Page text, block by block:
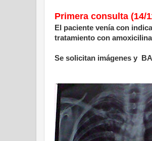
Primera consulta (14/
El paciente venía con
tratamiento con
Se solicitan imágenes y